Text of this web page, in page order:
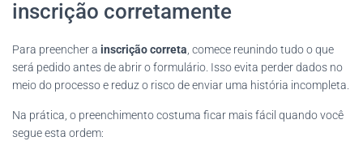
inscrição corretamente
Para preencher a inscrição correta , comece reunindo tudo o que
será pedido antes de abrir o formulário. Isso evita perder dados no
meio do processo e reduz o risco de enviar uma história incompleta.
Na prática, o preenchimento costuma ficar mais fácil quando você
segue esta ordem: